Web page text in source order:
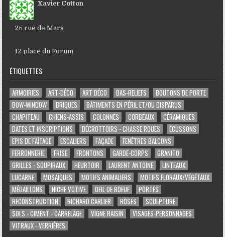
Xavier Cotton
25 rue de Mars
12 place du Forum
ÉTIQUETTES
ARMOIRIES ART-DÉCO ART DÉCO BAS-RELIEFS
BOUTONS DE PORTE
BOW-WINDOW
BRIQUES
BÂTIMENTS EN PÉRIL ET/OU DISPARUS
CHAPITEAU
CHIENS-ASSIS COLONNES CORBEAUX
CÉRAMIQUES
DATES ET INSCRIPTIONS
DÉCROTTOIRS - CHASSE ROUES
ECUSSONS
EPIS DE FAÎTAGE
ESCALIERS FAÇADE
FENÊTRES BALCONS
FERRONNERIE
FRISE FRONTONS GARDE-CORPS
GRANITO
GRILLES - SOUPIRAUX
HEURTOIR LAURENT ANTOINE
LINTEAUX
LUCARNE
MOSAÏQUES MOTIFS ANIMALIERS
MOTIFS FLORAUX/VÉGÉTAUX
MÉDAILLONS
NICHE VOTIVE OEIL DE BOEUF
PORTES
RECONSTRUCTION
RICHARD CARLIER ROSES
SCULPTURE
SOLS - CIMENT - CARRELAGE
VIGNE RAISIN
VISAGES-PERSONNAGES
VITRAUX - VERRIÈRES